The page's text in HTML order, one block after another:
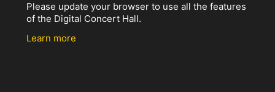
Please update your browser to use all the features
of the Digital Concert Hall.
Learn more